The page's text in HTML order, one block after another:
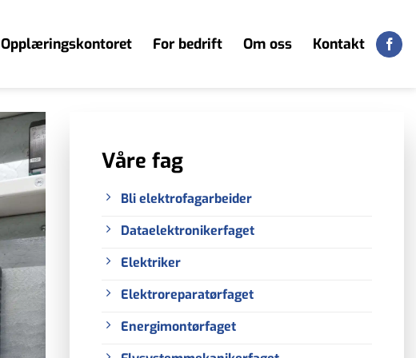
Opplæringskontoret For bedrift Om oss Kontakt
Våre fag
Bli elektrofagarbeider
Dataelektronikerfaget
Elektriker
Elektroreparatørfaget
Energimontørfaget